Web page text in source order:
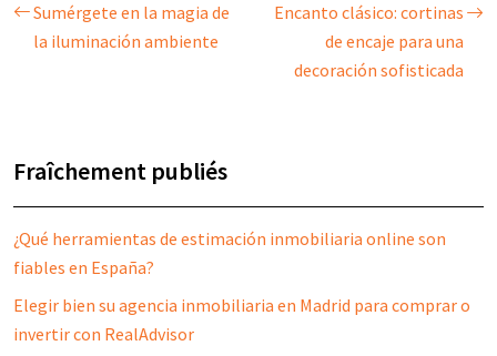
Sumérgete en la magia de
la iluminación ambiente
Encanto clásico: cortinas
de encaje para una
decoración sofisticada
Fraîchement publiés
¿Qué herramientas de estimación inmobiliaria online son
fiables en España?
Elegir bien su agencia inmobiliaria en Madrid para comprar o
invertir con RealAdvisor